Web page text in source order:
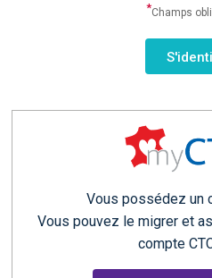
*Champs
Vous possédez un
Vous pouvez le migrer et
compte